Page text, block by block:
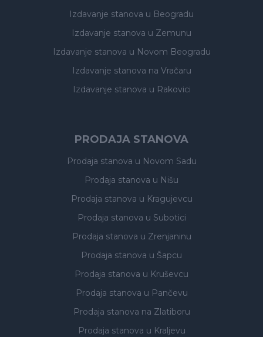
Izdavanje stanova u Beogradu
Izdavanje stanova u Zemunu
Izdavanje stanova u Novom Beogradu
Izdavanje stanova na Vračaru
Izdavanje stanova u Rakovici
PRODAJA STANOVA
Prodaja stanova u Novom Sadu
Prodaja stanova u Nišu
Prodaja stanova u Kragujevcu
Prodaja stanova u Subotici
Prodaja stanova u Zrenjaninu
Prodaja stanova u Šapcu
Prodaja stanova u Kruševcu
Prodaja stanova u Pančevu
Prodaja stanova na Zlatiboru
Prodaja stanova u Kraljevu